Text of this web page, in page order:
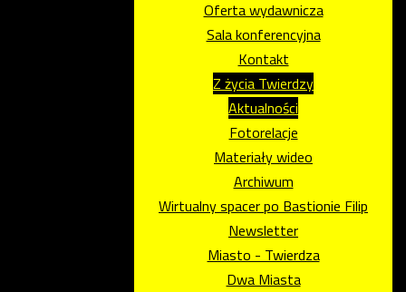
Oferta wydawnicza
Sala konferencyjna
Kontakt
Z życia Twierdzy
Aktualności
Fotorelacje
Materiały wideo
Archiwum
Wirtualny spacer po Bastionie Filip
Newsletter
Miasto - Twierdza
Dwa Miasta